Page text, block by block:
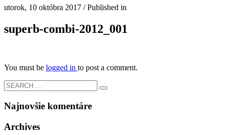
utorok, 10 októbra 2017 /Published in
superb-combi-2012_001
You must be logged in to post a comment.
Najnovšie komentáre
Archives